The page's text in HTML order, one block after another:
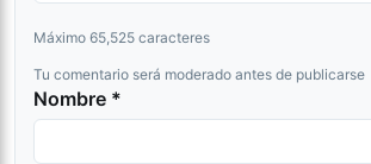
Máximo 65,525 caracteres
Tu comentario será moderado antes de publicarse
Nombre *